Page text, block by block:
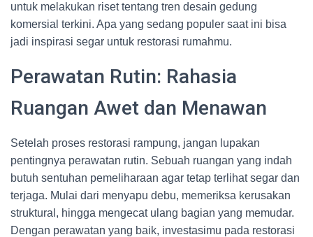
untuk melakukan riset tentang tren desain gedung
komersial terkini. Apa yang sedang populer saat ini bisa
jadi inspirasi segar untuk restorasi rumahmu.
Perawatan Rutin: Rahasia
Ruangan Awet dan Menawan
Setelah proses restorasi rampung, jangan lupakan
pentingnya perawatan rutin. Sebuah ruangan yang indah
butuh sentuhan pemeliharaan agar tetap terlihat segar dan
terjaga. Mulai dari menyapu debu, memeriksa kerusakan
struktural, hingga mengecat ulang bagian yang memudar.
Dengan perawatan yang baik, investasimu pada restorasi